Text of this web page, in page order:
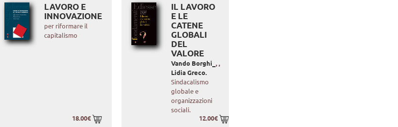
LAVORO E
INNOVAZIONE
per riformare il
capitalismo
18.00€
IL LAVORO
E LE
CATENE
GLOBALI
DEL
VALORE
Vando Borghi_,,
Lidia Greco.
Sindacalismo
globale e
organizzazioni
sociali.
12.00€